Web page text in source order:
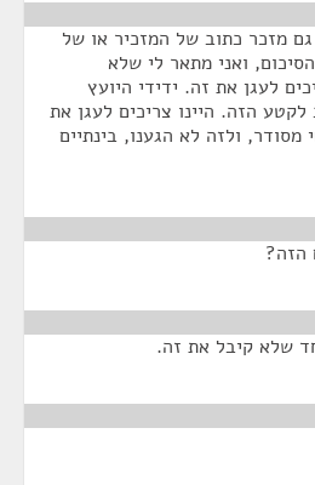
מזכר כתוב של המזכיר או של
ואני מתאר לי שלא
לעגן את זה. ידידי היועץ
הזה. היינו צריכים לעגן את
ולזה לא הגענו, בינתיים
הזה?
שלא קיבל את זה.